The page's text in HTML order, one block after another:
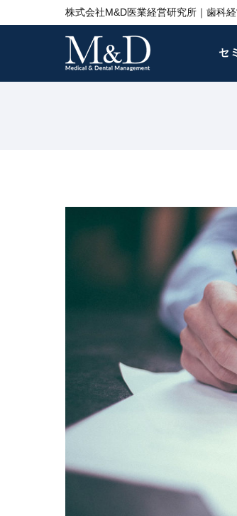
株式会社M&D医業経営研究所｜歯科
セ